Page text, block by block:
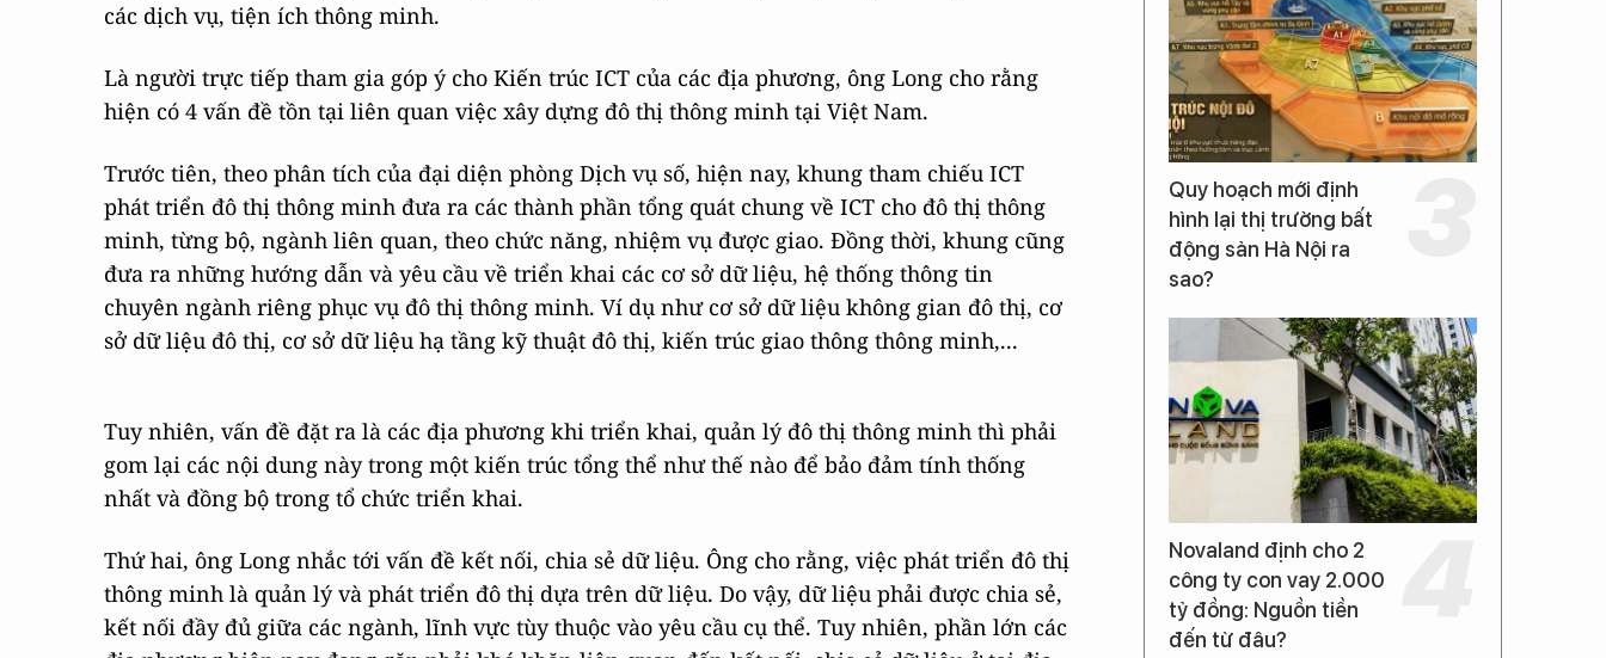
các dịch vụ, tiện ích thông minh.
Là người trực tiếp tham gia góp ý cho Kiến trúc ICT của các địa phương, ông Long cho rằng
hiện có 4 vấn đề tồn tại liên quan việc xây dựng đô thị thông minh tại Việt Nam.
Trước tiên, theo phân tích của đại diện phòng Dịch vụ số, hiện nay, khung tham chiếu ICT
phát triển đô thị thông minh đưa ra các thành phần tổng quát chung về ICT cho đô thị thông
minh, từng bộ, ngành liên quan, theo chức năng, nhiệm vụ được giao. Đồng thời, khung cũng
đưa ra những hướng dẫn và yêu cầu về triển khai các cơ sở dữ liệu, hệ thống thông tin
chuyên ngành riêng phục vụ đô thị thông minh. Ví dụ như cơ sở dữ liệu không gian đô thị, cơ
sở dữ liệu đô thị, cơ sở dữ liệu hạ tầng kỹ thuật đô thị, kiến trúc giao thông thông minh,...
Tuy nhiên, vấn đề đặt ra là các địa phương khi triển khai, quản lý đô thị thông minh thì phải
gom lại các nội dung này trong một kiến trúc tổng thể như thế nào để bảo đảm tính thống
nhất và đồng bộ trong tổ chức triển khai.
Thứ hai, ông Long nhắc tới vấn đề kết nối, chia sẻ dữ liệu. Ông cho rằng, việc phát triển đô thị
thông minh là quản lý và phát triển đô thị dựa trên dữ liệu. Do vậy, dữ liệu phải được chia sẻ,
kết nối đầy đủ giữa các ngành, lĩnh vực tùy thuộc vào yêu cầu cụ thể. Tuy nhiên, phần lớn các
Quy hoạch mới định
hình lại thị trường bất
động sản Hà Nội ra
sao?
Novaland định cho 2
công ty con vay 2.000
tỷ đồng: Nguồn tiền
đến từ đâu?